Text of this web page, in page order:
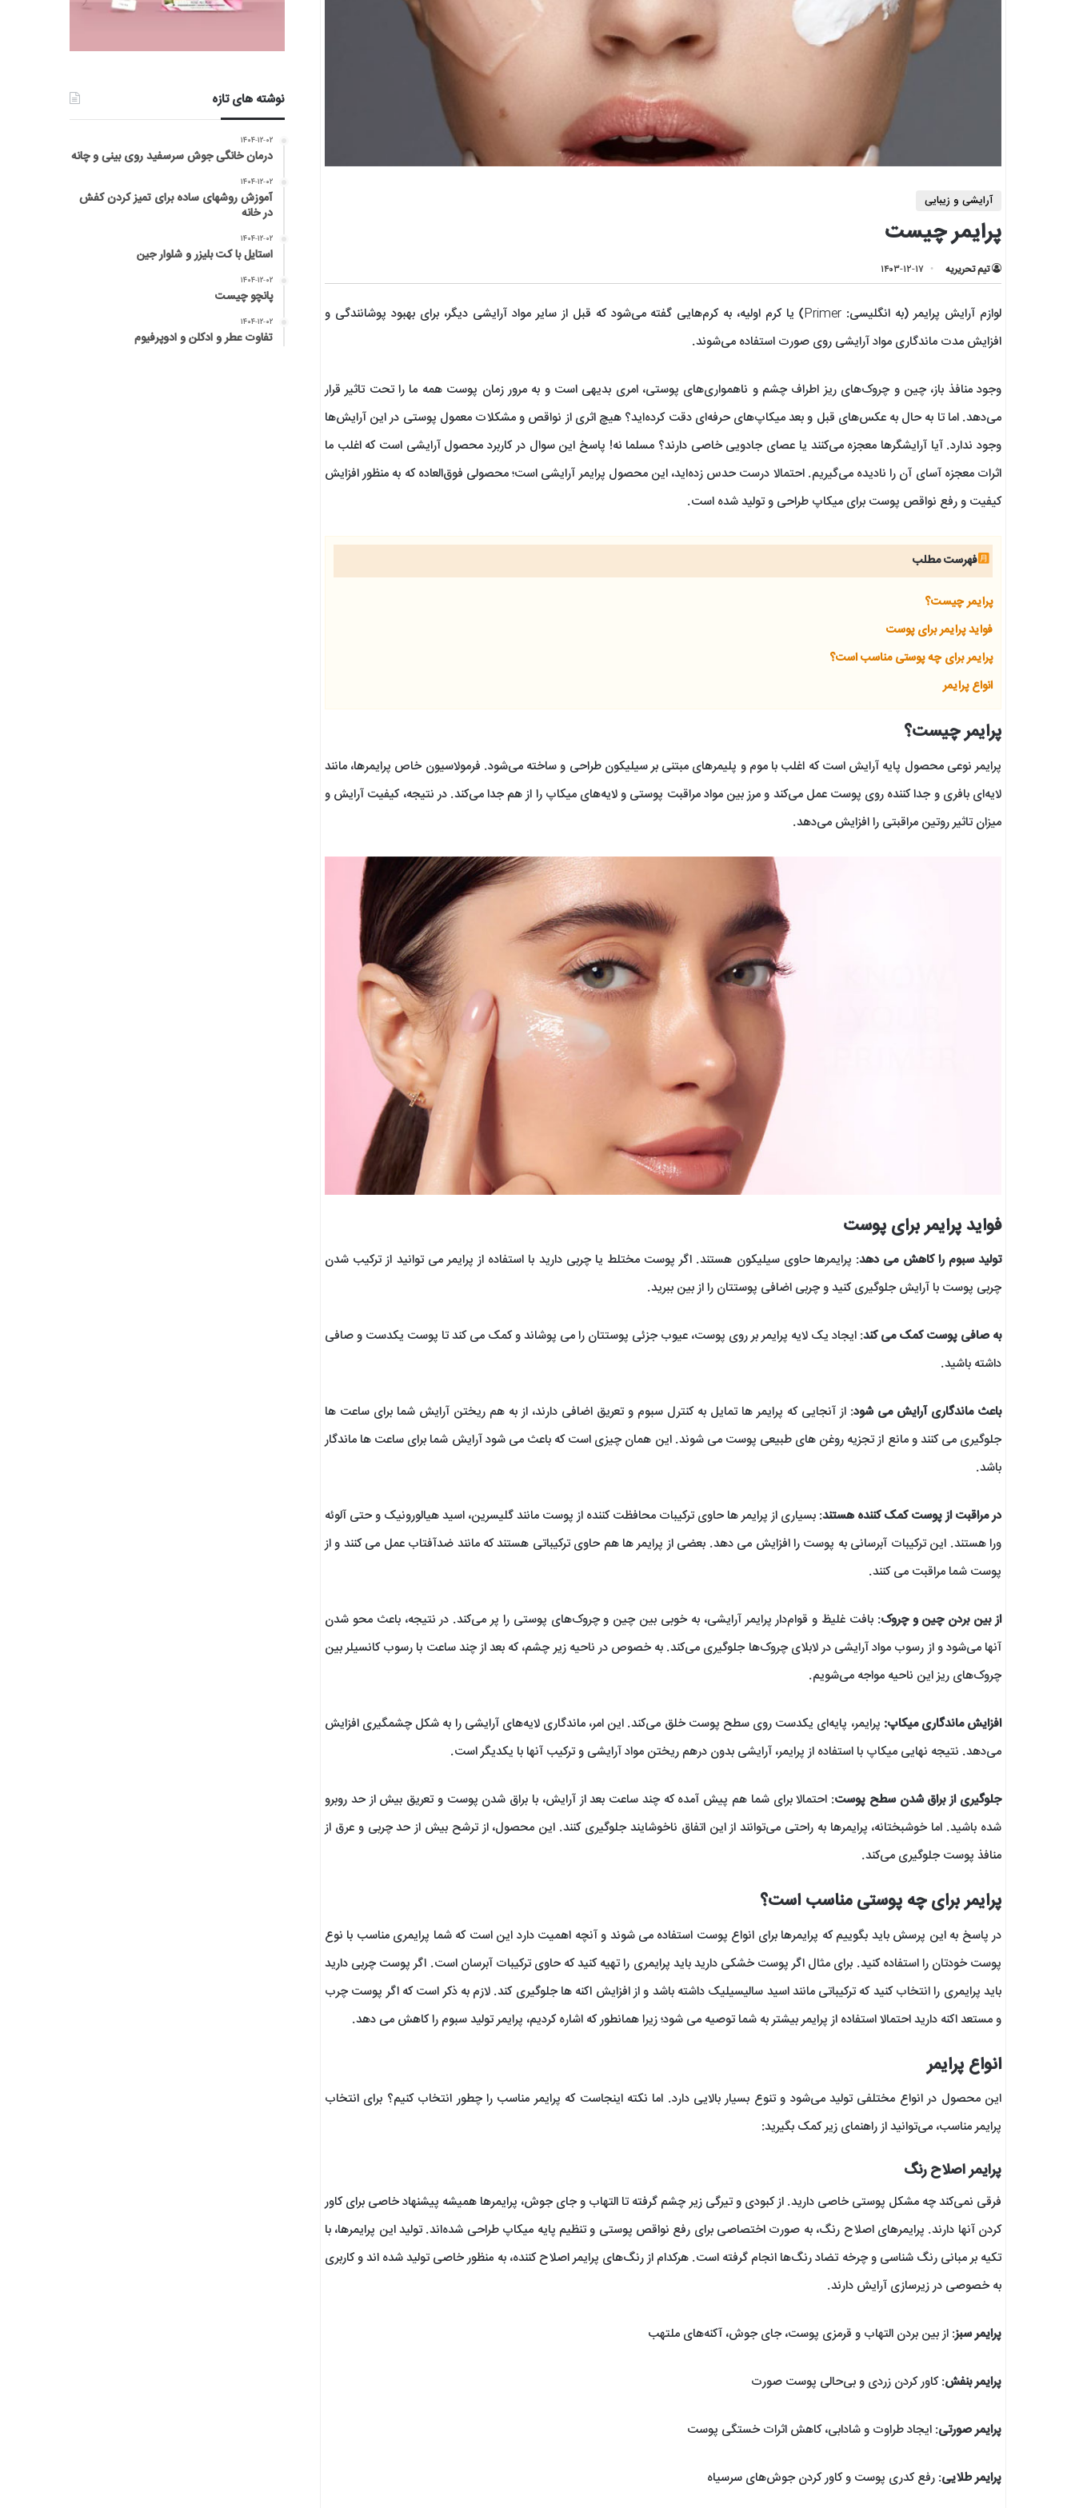
آرایشی و زیبایی
پرایمر چیست
تیم تحریریه ۱۴۰۳-۱۲-۱۷
لوازم آرایش پرایمر (به انگلیسی: Primer) یا کرم اولیه، به کرم‌هایی گفته می‌شود که قبل از سایر مواد آرایشی دیگر، برای بهبود پوشانندگی و
افزایش مدت ماندگاری مواد آرایشی روی صورت استفاده می‌شوند.
وجود منافذ باز، چین و چروک‌های ریز اطراف چشم و ناهمواری‌های پوستی، امری بدیهی است و به مرور زمان پوست همه ما را تحت تاثیر قرار
می‌دهد. اما تا به حال به عکس‌های قبل و بعد میکاپ‌های حرفه‌ای دقت کرده‌اید؟ هیچ اثری از نواقص و مشکلات معمول پوستی در این آرایش‌ها
وجود ندارد. آیا آرایشگرها معجزه می‌کنند یا عصای جادویی خاصی دارند؟ مسلما نه! پاسخ این سوال در کاربرد محصول آرایشی است که اغلب ما
اثرات معجزه آسای آن را نادیده می‌گیریم. احتمالا درست حدس زده‌اید، این محصول پرایمر آرایشی است؛ محصولی فوق‌العاده که به منظور افزایش
کیفیت و رفع نواقص پوست برای میکاپ طراحی و تولید شده است.
فهرست مطلب
پرایمر چیست؟
فواید پرایمر برای پوست
پرایمر برای چه پوستی مناسب است؟
انواع پرایمر
پرایمر چیست؟
پرایمر نوعی محصول پایه آرایش است که اغلب با موم و پلیمرهای مبتنی بر سیلیکون طراحی و ساخته می‌شود. فرمولاسیون خاص پرایمرها، مانند
لایه‌ای بافری و جدا کننده روی پوست عمل می‌کند و مرز بین مواد مراقبت پوستی و لایه‌های میکاپ را از هم جدا می‌کند. در نتیجه، کیفیت آرایش و
میزان تاثیر روتین مراقبتی را افزایش می‌دهد.
فواید پرایمر برای پوست
تولید سبوم را کاهش می دهد: پرایمرها حاوی سیلیکون هستند. اگر پوست مختلط یا چربی دارید با استفاده از پرایمر می توانید از ترکیب شدن
چربی پوست با آرایش جلوگیری کنید و چربی اضافی پوستتان را از بین ببرید.
به صافی پوست کمک می کند: ایجاد یک لایه پرایمر بر روی پوست، عیوب جزئی پوستتان را می پوشاند و کمک می کند تا پوست یکدست و صافی
داشته باشید.
باعث ماندگاری آرایش می شود: از آنجایی که پرایمر ها تمایل به کنترل سبوم و تعریق اضافی دارند، از به هم ریختن آرایش شما برای ساعت ها
جلوگیری می کنند و مانع از تجزیه روغن ‌های طبیعی پوست می ‌شوند. این همان چیزی است که باعث می ‌شود آرایش شما برای ساعت‌ ها ماندگار
باشد.
در مراقبت از پوست کمک کننده هستند: بسیاری از پرایمر ها حاوی ترکیبات محافظت کننده از پوست مانند گلیسرین، اسید هیالورونیک و حتی آلوئه
ورا هستند. این ترکیبات آبرسانی به پوست را افزایش می دهد. بعضی از پرایمر ها هم حاوی ترکیباتی هستند که مانند ضدآفتاب عمل می کنند و از
پوست شما مراقبت می کنند.
از بین بردن چین و چروک: بافت غلیظ و قوام‌دار پرایمر آرایشی، به خوبی بین چین و چروک‌های پوستی را پر می‌کند. در نتیجه، باعث محو شدن
آنها می‌شود و از رسوب مواد آرایشی در لابلای چروک‌ها جلوگیری می‌کند. به خصوص در ناحیه زیر چشم، که بعد از چند ساعت با رسوب کانسیلر بین
چروک‌های ریز این ناحیه مواجه می‌شویم.
افزایش ماندگاری میکاپ: پرایمر، پایه‌ای یکدست روی سطح پوست خلق می‌کند. این امر، ماندگاری لایه‌های آرایشی را به شکل چشمگیری افزایش
می‌دهد. نتیجه نهایی میکاپ با استفاده از پرایمر، آرایشی بدون درهم ریختن مواد آرایشی و ترکیب آنها با یکدیگر است.
جلوگیری از براق شدن سطح پوست: احتمالا برای شما هم پیش آمده که چند ساعت بعد از آرایش، با براق شدن پوست و تعریق بیش از حد روبرو
شده باشید. اما خوشبختانه، پرایمرها به راحتی می‌توانند از این اتفاق ناخوشایند جلوگیری کنند. این محصول، از ترشح بیش از حد چربی و عرق از
منافذ پوست جلوگیری می‌کند.
پرایمر برای چه پوستی مناسب است؟
در پاسخ به این پرسش باید بگوییم که پرایمرها برای انواع پوست استفاده می شوند و آنچه اهمیت دارد این است که شما پرایمری مناسب با نوع
پوست خودتان را استفاده کنید. برای مثال اگر پوست خشکی دارید باید پرایمری را تهیه کنید که حاوی ترکیبات آبرسان است. اگر پوست چربی دارید
باید پرایمری را انتخاب کنید که ترکیباتی مانند اسید سالیسیلیک داشته باشد و از افزایش اکنه ها جلوگیری کند. لازم به ذکر است که اگر پوست چرب
و مستعد اکنه دارید احتمالا استفاده از پرایمر بیشتر به شما توصیه می شود؛ زیرا همانطور که اشاره کردیم، پرایمر تولید سبوم را کاهش می دهد.
انواع پرایمر
این محصول در انواع مختلفی تولید می‌شود و تنوع بسیار بالایی دارد. اما نکته اینجاست که پرایمر مناسب را چطور انتخاب کنیم؟ برای انتخاب
پرایمر مناسب، می‌توانید از راهنمای زیر کمک بگیرید:
پرایمر اصلاح رنگ
فرقی نمی‌کند چه مشکل پوستی خاصی دارید. از کبودی و تیرگی زیر چشم گرفته تا التهاب و جای جوش، پرایمرها همیشه پیشنهاد خاصی برای کاور
کردن آنها دارند. پرایمرهای اصلاح رنگ، به صورت اختصاصی برای رفع نواقص پوستی و تنظیم پایه میکاپ طراحی شده‌اند. تولید این پرایمرها، با
تکیه بر مبانی رنگ شناسی و چرخه تضاد رنگ‌ها انجام گرفته است. هرکدام از رنگ‌های پرایمر اصلاح کننده، به منظور خاصی تولید شده اند و کاربری
به خصوصی در زیرسازی آرایش دارند.
پرایمر سبز: از بین بردن التهاب و قرمزی پوست، جای جوش، آکنه‌های ملتهب
پرایمر بنفش: کاور کردن زردی و بی‌حالی پوست صورت
پرایمر صورتی: ایجاد طراوت و شادابی، کاهش اثرات خستگی پوست
پرایمر طلایی: رفع کدری پوست و کاور کردن جوش‌های سرسیاه
نوشته های تازه
۱۴۰۴-۱۲-۰۲
درمان خانگی جوش سرسفید روی بینی و چانه
۱۴۰۴-۱۲-۰۲
آموزش روشهای ساده برای تمیز کردن کفش
در خانه
۱۴۰۴-۱۲-۰۲
استایل با کت بلیزر و شلوار جین
۱۴۰۴-۱۲-۰۲
پانچو چیست
۱۴۰۴-۱۲-۰۲
تفاوت عطر و ادکلن و ادوپرفیوم